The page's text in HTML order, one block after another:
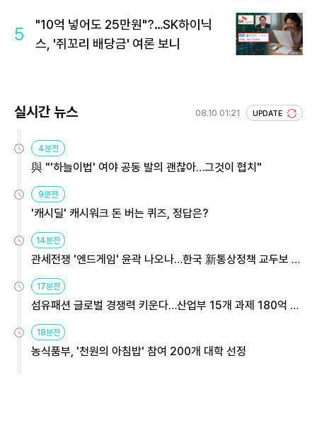
5
"10억 넣어도 25만원"?…SK하이닉
스, '쥐꼬리 배당금' 여론 보니
실시간 뉴스 08.10 01:21 UPDATE
4분전
與 "'하늘이법' 여야 공동 발의 괜찮아…그것이 협치"
9분전
'캐시딜' 캐시워크 돈 버는 퀴즈, 정답은?
14분전
관세전쟁 '엔드게임' 윤곽 나오나…한국 新통상정책 교두보 활
용해야
17분전
섬유패션 글로벌 경쟁력 키운다…산업부 15개 과제 180억 지
원
18분전
농식품부, '천원의 아침밥' 참여 200개 대학 선정